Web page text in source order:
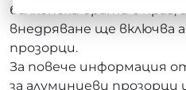
балконски врати с праг,
внедряване ще включва
прозорци.
За повече информация
за алуминиеви прозорци